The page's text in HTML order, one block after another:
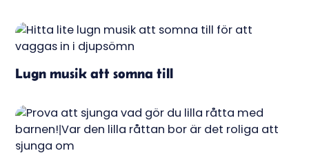
Lugn musik att somna till